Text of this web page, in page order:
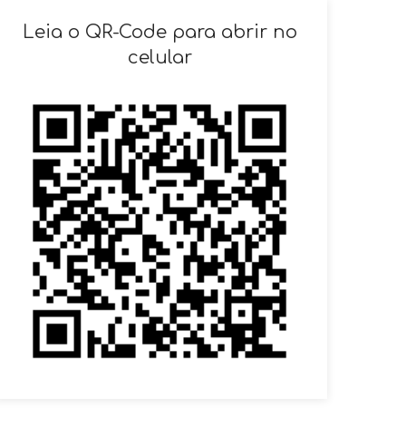
VOLTAR
Leia o QR-Code para abrir no
celular